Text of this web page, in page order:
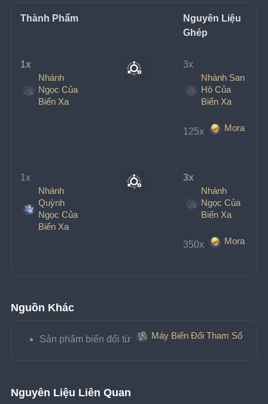
Thành Phẩm
Nguyên Liệu
Ghép
1x
Nhánh
Ngọc Của
Biển Xa
3x
Nhánh San
Hô Của
Biển Xa
125x Mora
1x
Nhánh
Quỳnh
Ngọc Của
Biển Xa
3x
Nhánh
Ngọc Của
Biển Xa
350x Mora
Nguồn Khác
Sản phẩm biến đổi từ Máy Biến Đổi Tham Số
Nguyên Liệu Liên Quan